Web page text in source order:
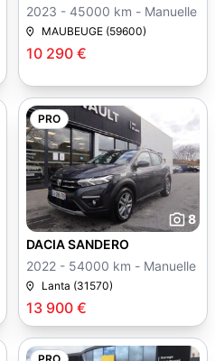
10 290 €
2023 - 45000 km - Manuelle
MAUBEUGE (59600)
PRO
8
13 900 €
DACIA SANDERO
2022 - 54000 km - Manuelle
Lanta (31570)